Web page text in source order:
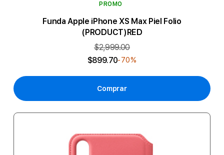
PROMO
Funda Apple iPhone XS Max Piel Folio
(PRODUCT)RED
$2,999.00
$899.70-70%
Comprar